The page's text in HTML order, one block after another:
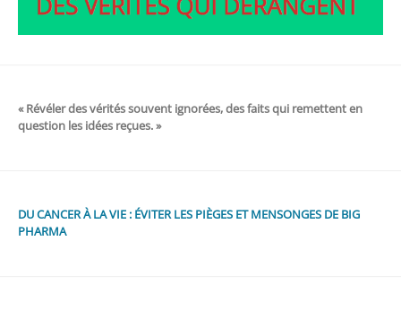
« Révéler des vérités souvent ignorées, des faits qui remettent en
question les idées reçues. »
DU CANCER À LA VIE : ÉVITER LES PIÈGES ET MENSONGES DE BIG
PHARMA